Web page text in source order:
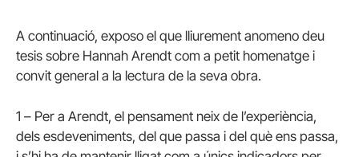
A continuació, exposo el que lliurement anomeno deu
tesis sobre Hannah Arendt com a petit homenatge i
convit general a la lectura de la seva obra.
1 – Per a Arendt, el pensament neix de l’experiència,
dels esdeveniments, del que passa i del què ens passa,